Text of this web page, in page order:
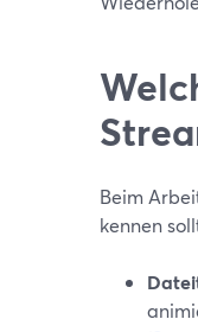
Beim
kennen